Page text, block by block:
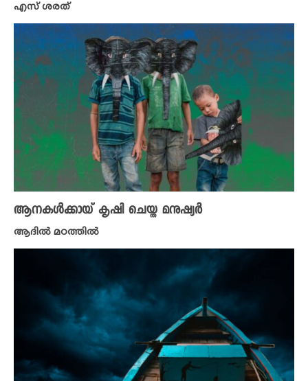
എസ് ശരത്
ആനകൾക്കായ് കൃഷി ചെയ്ത മനുഷ്യ‍ർ
ആദിൽ മഠത്തിൽ